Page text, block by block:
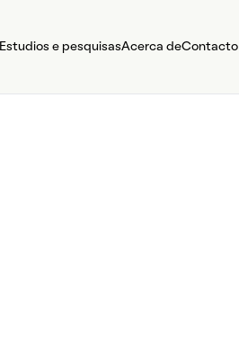
Estudios e pesquisasAcerca deContacto